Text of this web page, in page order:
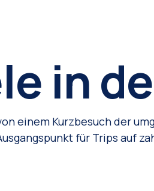
in
einem Kurzbesuch der
für Trips auf